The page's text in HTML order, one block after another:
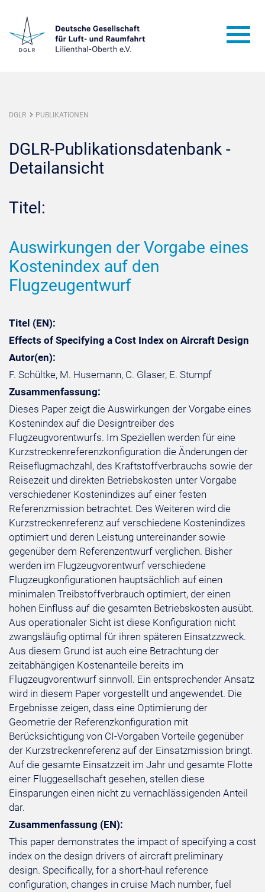
DGLR PUBLIKATIONEN
DGLR-Publikationsdatenbank -
Detailansicht
Titel:
Auswirkungen der Vorgabe eines
Kostenindex auf den
Flugzeugentwurf
Titel (EN):
Effects of Specifying a Cost Index on Aircraft Design
Autor(en):
F. Schültke, M. Husemann, C. Glaser, E. Stumpf
Zusammenfassung:
Dieses Paper zeigt die Auswirkungen der Vorgabe eines
Kostenindex auf die Designtreiber des
Flugzeugvorentwurfs. Im Speziellen werden für eine
Kurzstreckenreferenzkonfiguration die Änderungen der
Reiseflugmachzahl, des Kraftstoffverbrauchs sowie der
Reisezeit und direkten Betriebskosten unter Vorgabe
verschiedener Kostenindizes auf einer festen
Referenzmission betrachtet. Des Weiteren wird die
Kurzstreckenreferenz auf verschiedene Kostenindizes
optimiert und deren Leistung untereinander sowie
gegenüber dem Referenzentwurf verglichen. Bisher
werden im Flugzeugvorentwurf verschiedene
Flugzeugkonfigurationen hauptsächlich auf einen
minimalen Treibstoffverbrauch optimiert, der einen
hohen Einfluss auf die gesamten Betriebskosten ausübt.
Aus operationaler Sicht ist diese Konfiguration nicht
zwangsläufig optimal für ihren späteren Einsatzzweck.
Aus diesem Grund ist auch eine Betrachtung der
zeitabhängigen Kostenanteile bereits im
Flugzeugvorentwurf sinnvoll. Ein entsprechender Ansatz
wird in diesem Paper vorgestellt und angewendet. Die
Ergebnisse zeigen, dass eine Optimierung der
Geometrie der Referenzkonfiguration mit
Berücksichtigung von CI-Vorgaben Vorteile gegenüber
der Kurzstreckenreferenz auf der Einsatzmission bringt.
Auf die gesamte Einsatzzeit im Jahr und gesamte Flotte
einer Fluggesellschaft gesehen, stellen diese
Einsparungen einen nicht zu vernachlässigenden Anteil
dar.
Zusammenfassung (EN):
This paper demonstrates the impact of specifying a cost
index on the design drivers of aircraft preliminary
design. Specifically, for a short-haul reference
configuration, changes in cruise Mach number, fuel